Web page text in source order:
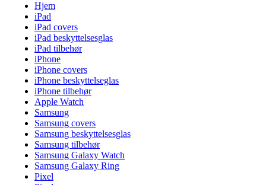
Hjem
iPad
iPad covers
iPad beskyttelsesglas
iPad tilbehør
iPhone
iPhone covers
iPhone beskyttelseglas
iPhone tilbehør
Apple Watch
Samsung
Samsung covers
Samsung beskyttelsesglas
Samsung tilbehør
Samsung Galaxy Watch
Samsung Galaxy Ring
Pixel